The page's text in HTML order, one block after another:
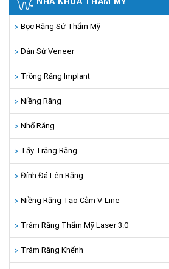
Bọc Răng Sứ Thẩm Mỹ
Dán Sứ Veneer
Trồng Răng Implant
Niềng Răng
Nhổ Răng
Tẩy Trắng Răng
Đính Đá Lên Răng
Niềng Răng Tạo Cằm V-Line
Trám Răng Thẩm Mỹ Laser 3.0
Trám Răng Khểnh